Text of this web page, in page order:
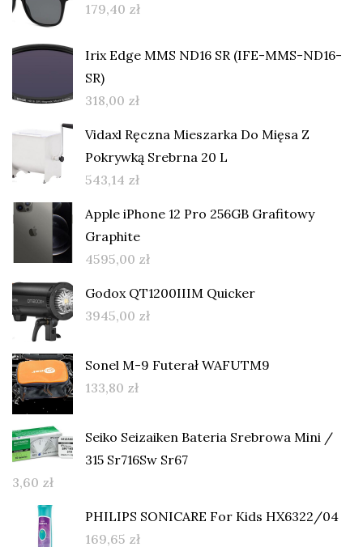
179,40 zł
Irix Edge MMS ND16 SR (IFE-MMS-ND16-
SR)
318,00 zł
Vidaxl Ręczna Mieszarka Do Mięsa Z
Pokrywką Srebrna 20 L
543,14 zł
Apple iPhone 12 Pro 256GB Grafitowy
Graphite
4595,00 zł
Godox QT1200IIIM Quicker
3945,00 zł
Sonel M-9 Futerał WAFUTM9
133,80 zł
Seiko Seizaiken Bateria Srebrowa Mini /
315 Sr716Sw Sr67
3,60 zł
PHILIPS SONICARE For Kids HX6322/04
169,65 zł